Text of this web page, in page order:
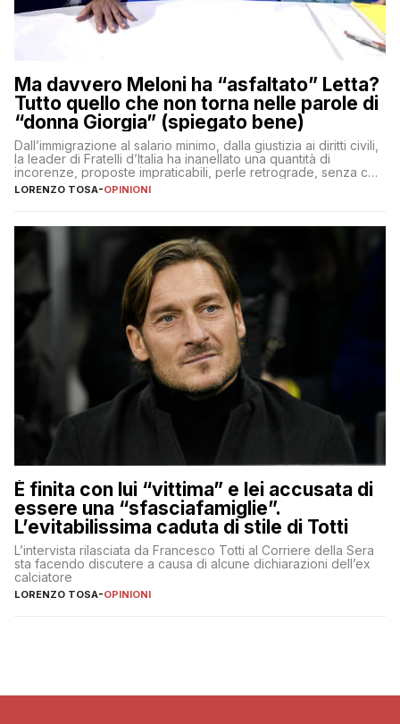
Ma davvero Meloni ha “asfaltato” Letta?
Tutto quello che non torna nelle parole di
“donna Giorgia” (spiegato bene)
Dall’immigrazione al salario minimo, dalla giustizia ai diritti civili,
la leader di Fratelli d’Italia ha inanellato una quantità di
incorenze, proposte impraticabili, perle retrograde, senza che
nessuno – a destra come a sinistra – glielo abbia fatto notare
LORENZO TOSA-OPINIONI
È finita con lui “vittima” e lei accusata di
essere una “sfasciafamiglie”.
L’evitabilissima caduta di stile di Totti
L’intervista rilasciata da Francesco Totti al Corriere della Sera
sta facendo discutere a causa di alcune dichiarazioni dell’ex
calciatore
LORENZO TOSA-OPINIONI